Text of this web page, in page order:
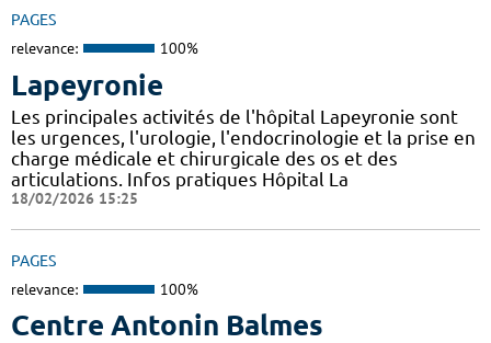
PAGES
relevance: 100%
Lapeyronie
Les principales activités de l'hôpital Lapeyronie sont
les urgences, l'urologie, l'endocrinologie et la prise en
charge médicale et chirurgicale des os et des
articulations. Infos pratiques Hôpital La
18/02/2026 15:25
PAGES
relevance: 100%
Centre Antonin Balmes